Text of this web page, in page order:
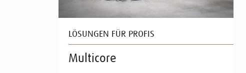
LÖSUNGEN FÜR PROFIS
Multicore